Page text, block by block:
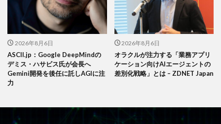
2026年8月6日
ASCII.jp：Google DeepMindの
デミス・ハサビス氏が会長へ
Gemini開発を後任に託しAGIに注
力
2026年8月6日
オラクルが注力する「業務アプリ
ケーション向けAIエージェントの
差別化戦略」とは – ZDNET Japan